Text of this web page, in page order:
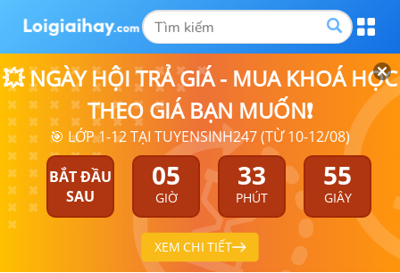
💥 NGÀY HỘI TRẢ GIÁ - MUA KHOÁ HỌC
THEO GIÁ BẠN MUỐN❗
🎯 LỚP 1-12 TẠI TUYENSINH247 (TỪ 10-12/08)
BẮT ĐẦU
SAU
05
GIỜ
33
PHÚT
55
GIÂY
XEM CHI TIẾT